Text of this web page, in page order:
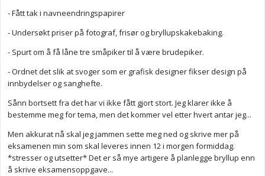
- Fått tak i navneendringspapirer
- Undersøkt priser på fotograf, frisør og bryllupskakebaking.
- Spurt om å få låne tre småpiker til å være brudepiker.
- Ordnet det slik at svoger som er grafisk designer fikser design på
innbydelser og sanghefte.
Sånn bortsett fra det har vi ikke fått gjort stort. Jeg klarer ikke å
bestemme meg for tema, men det kommer vel etter hvert antar jeg...
Men akkurat nå skal jeg jammen sette meg ned og skrive mer på
eksamenen min som skal leveres innen 12 i morgen formiddag.
*stresser og utsetter* Det er så mye artigere å planlegge bryllup enn
å skrive eksamensoppgave...